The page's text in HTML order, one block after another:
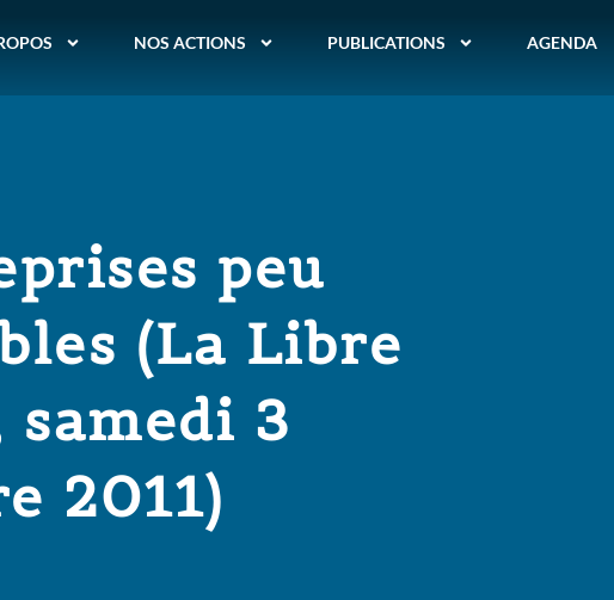
NOS ACTIONS PUBLICATIONS AGENDA
peu
(La Libre
samedi 3
2011)